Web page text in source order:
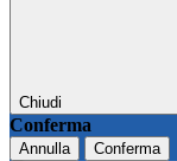
Chiudi
Conferma
Annulla Conferma